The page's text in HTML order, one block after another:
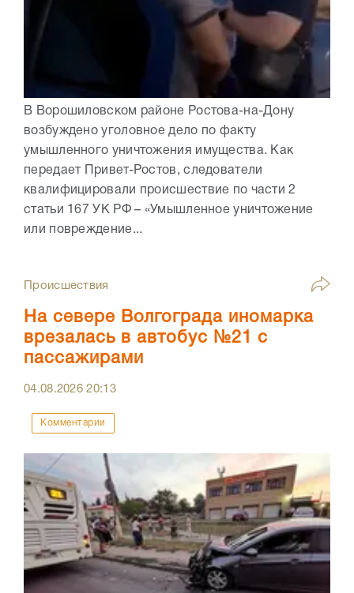
В Ворошиловском районе Ростова-на-Дону
возбуждено уголовное дело по факту
умышленного уничтожения имущества. Как
передает Привет-Ростов, следователи
квалифицировали происшествие по части 2
статьи 167 УК РФ – «Умышленное уничтожение
или повреждение...
Происшествия
На севере Волгограда иномарка
врезалась в автобус №21 с
пассажирами
04.08.202620:13
Комментарии